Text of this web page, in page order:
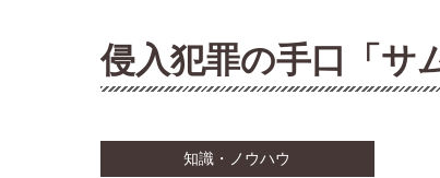
侵入犯罪の手口「サ
知識・ノウハウ